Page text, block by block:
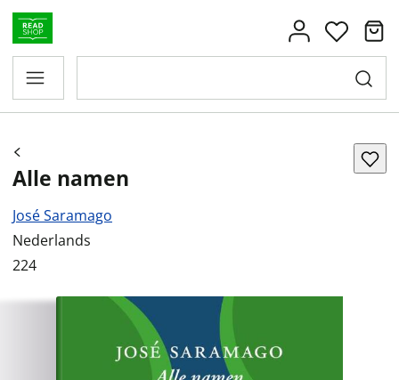
Alle namen
José Saramago
Nederlands
224